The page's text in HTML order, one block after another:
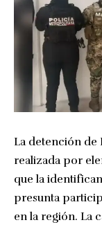
La detención de
realizada por
que la
presunta
en la región. La